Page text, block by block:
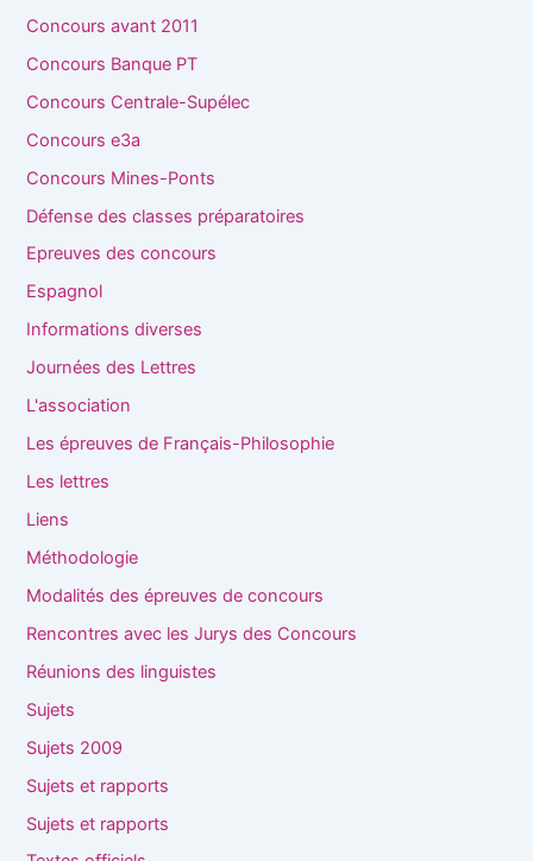
Concours avant 2011
Concours Banque PT
Concours Centrale-Supélec
Concours e3a
Concours Mines-Ponts
Défense des classes préparatoires
Epreuves des concours
Espagnol
Informations diverses
Journées des Lettres
L'association
Les épreuves de Français-Philosophie
Les lettres
Liens
Méthodologie
Modalités des épreuves de concours
Rencontres avec les Jurys des Concours
Réunions des linguistes
Sujets
Sujets 2009
Sujets et rapports
Sujets et rapports